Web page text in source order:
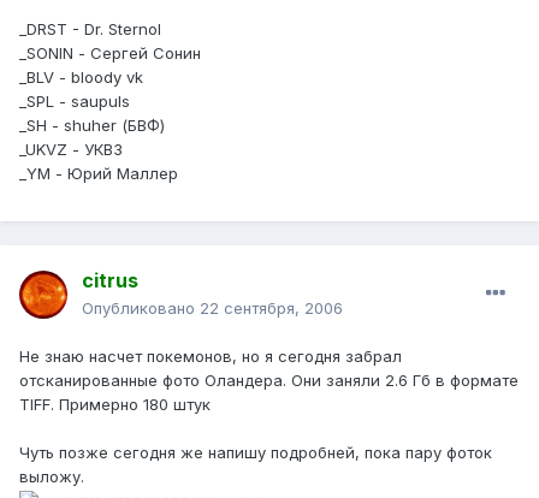
_DRST - Dr. Sternol
_SONIN - Сергей Сонин
_BLV - bloody vk
_SPL - saupuls
_SH - shuher (БВФ)
_UKVZ - УКВЗ
_YM - Юрий Маллер
citrus
Опубликовано 22 сентября, 2006
Не знаю насчет покемонов, но я сегодня забрал
отсканированные фото Оландера. Они заняли 2.6 Гб в формате
TIFF. Примерно 180 штук
Чуть позже сегодня же напишу подробней, пока пару фоток
выложу.